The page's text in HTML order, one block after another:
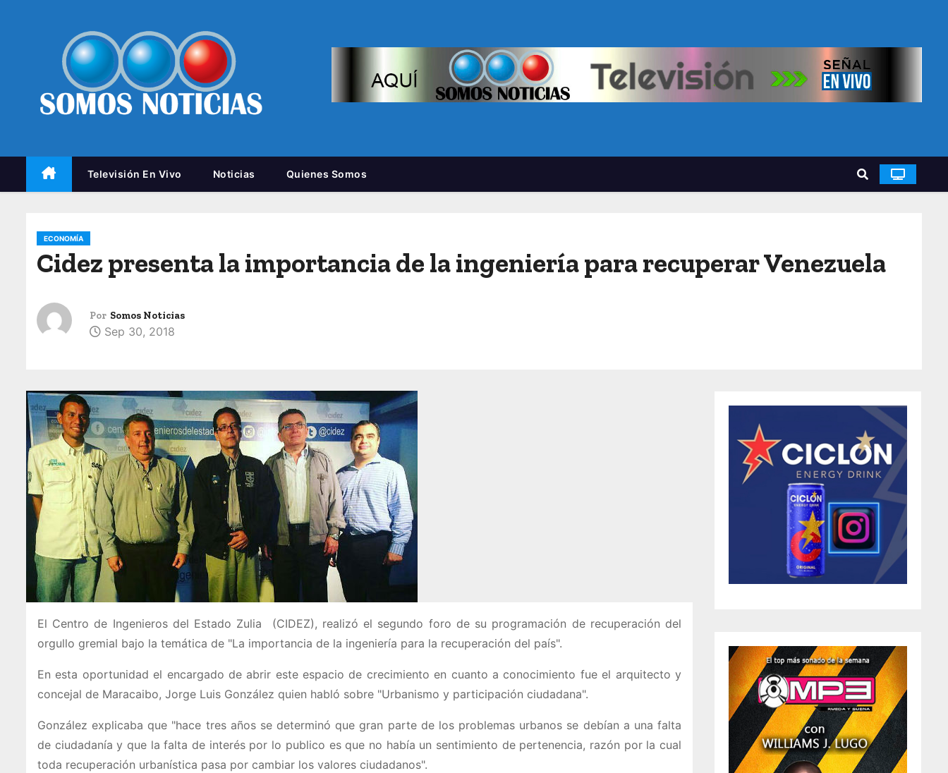
Televisión En Vivo Noticias Quienes Somos
ECONOMÍA
Cidez presenta la importancia de la ingenierí­a para recuperar Venezuela
Por Somos Noticias
Sep 30, 2018
El Centro de Ingenieros del Estado Zulia (CIDEZ), realizó el segundo foro de su programación de recuperación del
orgullo gremial bajo la temática de "La importancia de la ingeniería para la recuperación del país".
En esta oportunidad el encargado de abrir este espacio de crecimiento en cuanto a conocimiento fue el arquitecto y
concejal de Maracaibo, Jorge Luis González quien habló sobre "Urbanismo y participación ciudadana".
González explicaba que "hace tres años se determinó que gran parte de los problemas urbanos se debían a una falta
de ciudadanía y que la falta de interés por lo publico es que no había un sentimiento de pertenencia, razón por la cual
toda recuperación urbanística pasa por cambiar los valores ciudadanos".